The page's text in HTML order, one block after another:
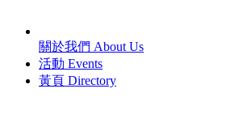
關於我們 About Us
活動 Events
黃頁 Directory